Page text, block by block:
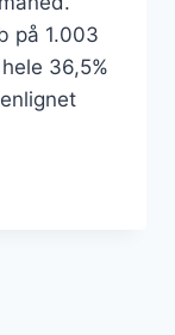
på 1.003
36,5%